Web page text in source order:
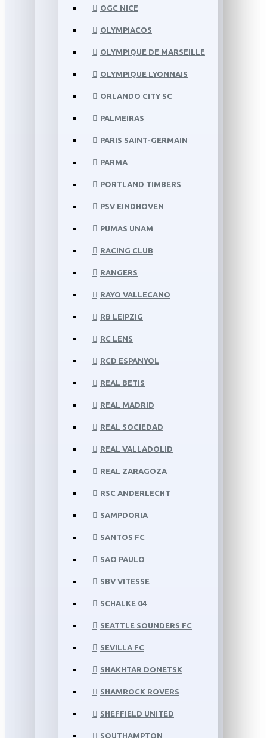
OGC NICE
OLYMPIACOS
OLYMPIQUE DE MARSEILLE
OLYMPIQUE LYONNAIS
ORLANDO CITY SC
PALMEIRAS
PARIS SAINT-GERMAIN
PARMA
PORTLAND TIMBERS
PSV EINDHOVEN
PUMAS UNAM
RACING CLUB
RANGERS
RAYO VALLECANO
RB LEIPZIG
RC LENS
RCD ESPANYOL
REAL BETIS
REAL MADRID
REAL SOCIEDAD
REAL VALLADOLID
REAL ZARAGOZA
RSC ANDERLECHT
SAMPDORIA
SANTOS FC
SAO PAULO
SBV VITESSE
SCHALKE 04
SEATTLE SOUNDERS FC
SEVILLA FC
SHAKHTAR DONETSK
SHAMROCK ROVERS
SHEFFIELD UNITED
SOUTHAMPTON